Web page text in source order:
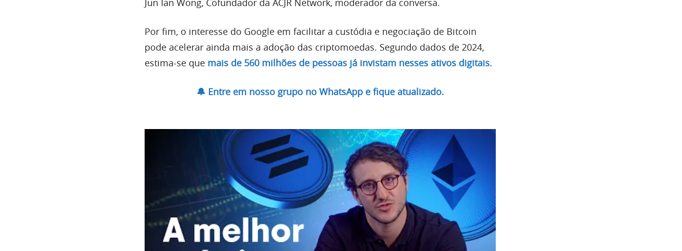
Por fim, o interesse do Google em facilitar a custódia e negociação de Bitcoin
pode acelerar ainda mais a adoção das criptomoedas. Segundo dados de 2024,
estima-se que mais de 560 milhões de pessoas já invistam nesses ativos digitais.
🔔 Entre em nosso grupo no WhatsApp e fique atualizado.